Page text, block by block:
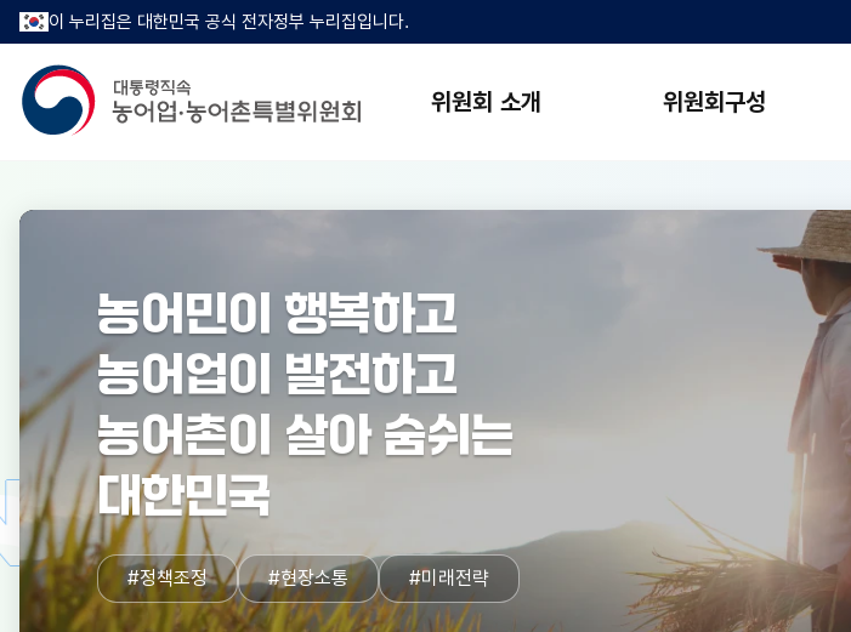
이 누리집은 대한민국 공식 전자정부 누리집입니다.
위원회 소개 위원회구성
농어민이 행복하고
농어업이 발전하고
농어촌이 살아 숨쉬는
대한민국
#정책조정 #현장소통 #미래전략
#정책조정 #현장소통 #미래전략
위원회 지금